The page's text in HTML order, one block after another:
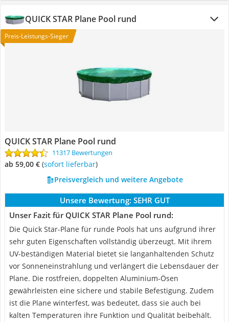
QUICK STAR Plane Pool rund
Preis-Leistungs-Sieger
QUICK STAR Plane Pool rund
11317 Bewertungen
ab 59,00 € ( Sofort lieferbar)
Preisvergleich und weitere Angebote
Unsere Bewertung: SEHR GUT
Unser Fazit für QUICK STAR Plane Pool rund:
Die Quick Star-Plane für runde Pools hat uns aufgrund ihrer
sehr guten Eigenschaften vollständig überzeugt. Mit ihrem
UV-beständigen Material bietet sie langanhaltenden Schutz
vor Sonneneinstrahlung und verlängert die Lebensdauer der
Plane. Die rostfreien, doppelten Aluminium-Ösen
gewährleisten eine sichere und stabile Befestigung. Zudem
ist die Plane winterfest, was bedeutet, dass sie auch bei
kalten Temperaturen ihre Funktion und Qualität beibehält.